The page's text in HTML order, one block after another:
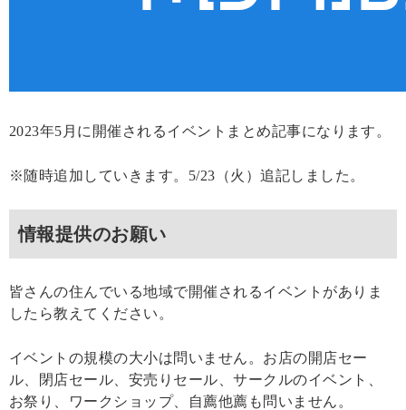
2023年5月に開催されるイベントまとめ記事になります。
※随時追加していきます。5/23（火）追記しました。
情報提供のお願い
皆さんの住んでいる地域で開催されるイベントがありま
したら教えてください。
イベントの規模の大小は問いません。お店の開店セー
ル、閉店セール、安売りセール、サークルのイベント、
お祭り、ワークショップ、自薦他薦も問いません。